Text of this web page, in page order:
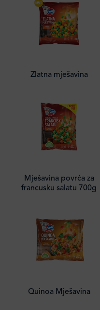
Zlatna mješavina
Mješavina povrća za
francusku salatu 700g
Quinoa Mješavina